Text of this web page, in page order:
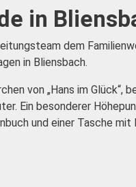
in
dem
in Bliensbach.
von „Hans im
Ein besonderer
und einer Tasche